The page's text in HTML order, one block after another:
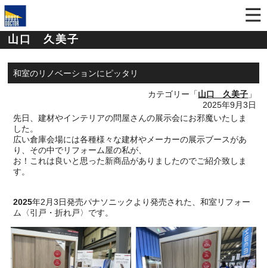
山口 久美子
和室のリノベーションにピッタリ
カテゴリー「山口 久美子 」
2025年9月3日
先日、建材やインテリアの問屋さんの展示会にお邪魔いたしま
した。
広い倉庫会場には各種様々な建材やメーカーの展示ブースがあ
り、その中でリフォーム屋の私が、
お！これは良いと思った新商品がありましたのでご紹介致しま
す。
2025年2 月3日発売パナソニックより発売された、和室リフォー
ム〈引戸・折れ戸〉です。